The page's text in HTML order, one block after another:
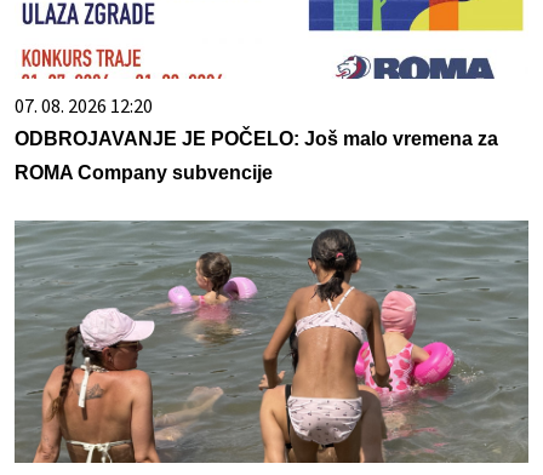
07. 08. 2026 12:20
ODBROJAVANJE JE POČELO: Još malo vremena za
ROMA Company subvencije